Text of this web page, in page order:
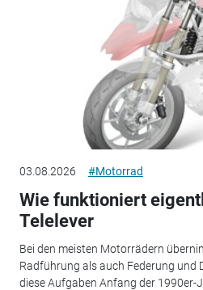
03.08.2026 #Motorrad
Wie funktioniert
Telelever
Bei den meisten Motorrädern
Radführung als auch Federung und
diese Aufgaben Anfang der 1990er-